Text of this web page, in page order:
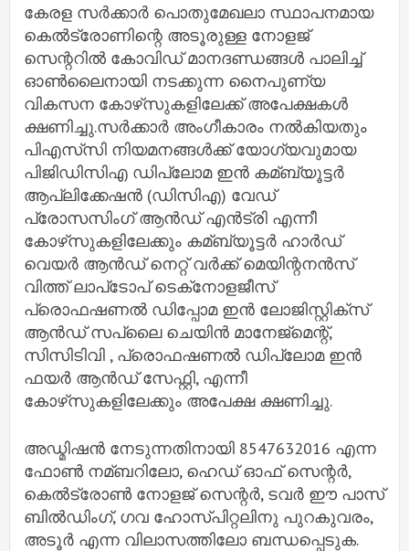
കേരള സര്‍ക്കാര്‍ പൊതുമേഖലാ സ്ഥാപനമായ
കെല്‍ട്രോണിന്റെ അടൂരുള്ള നോളജ്
സെന്ററില്‍ കോവിഡ് മാനദണ്ഡങ്ങള്‍ പാലിച്ച്‌
ഓണ്‍ലൈനായി നടക്കുന്ന നൈപുണ്യ
വികസന കോഴ്‌സുകളിലേക്ക് അപേക്ഷകള്‍
ക്ഷണിച്ചു.സര്‍ക്കാര്‍ അംഗീകാരം നല്‍കിയതും
പിഎസ്‌സി നിയമനങ്ങള്‍ക്ക് യോഗ്യവുമായ
പിജിഡിസിഎ ഡിപ്ലോമ ഇന്‍ കമ്ബ്യൂട്ടര്‍
ആപ്ലിക്കേഷന്‍ (ഡിസിഎ) വേഡ്
പ്രോസസിംഗ് ആന്‍ഡ് എന്‍ട്രി എന്നീ
കോഴ്‌സുകളിലേക്കും കമ്ബ്യൂട്ടര്‍ ഹാര്‍ഡ്
വെയര്‍ ആന്‍ഡ് നെറ്റ് വര്‍ക്ക് മെയിന്റനന്‍സ്
വിത്ത് ലാപ്‌ടോപ് ടെക്‌നോളജീസ്
പ്രൊഫഷണല്‍ ഡിപ്പോമ ഇന്‍ ലോജിസ്റ്റിക്‌സ്
ആന്‍ഡ് സപ്ലൈ ചെയിന്‍ മാനേജ്‌മെന്റ്,
സിസിടിവി , പ്രൊഫഷണല്‍ ഡിപ്ലോമ ഇന്‍
ഫയര്‍ ആന്‍ഡ് സേഫ്റ്റി, എന്നീ
കോഴ്‌സുകളിലേക്കും അപേക്ഷ ക്ഷണിച്ചു.
അഡ്മിഷന്‍ നേടുന്നതിനായി 8547632016 എന്ന
ഫോണ്‍ നമ്ബറിലോ, ഹെഡ് ഓഫ് സെന്റര്‍,
കെല്‍ട്രോണ്‍ നോളജ് സെന്റര്‍, ടവര്‍ ഈ പാസ്
ബില്‍ഡിംഗ്, ഗവ ഹോസ്പിറ്റലിനു പുറകുവരം,
അടൂര്‍ എന്ന വിലാസത്തിലോ ബന്ധപ്പെടുക.